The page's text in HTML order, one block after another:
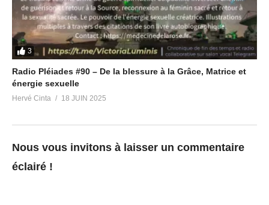
3
Radio Pléiades #90 – De la blessure à la Grâce, Matrice et
énergie sexuelle
Hervé Cinta 18 JUIN 2025
Nous vous invitons à laisser un commentaire
éclairé !